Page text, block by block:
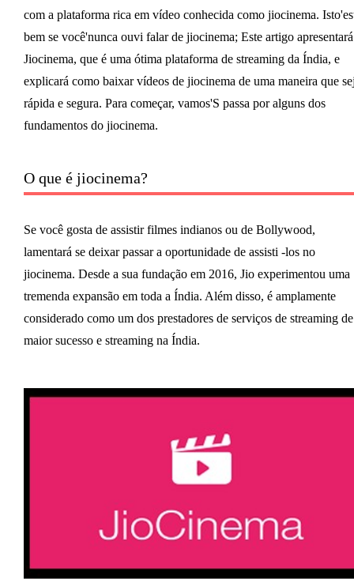
com a plataforma rica em vídeo conhecida como jiocinema.
bem se você'nunca ouvi falar de jiocinema; Este artigo
Jiocinema, que é uma ótima plataforma de streaming da Índia, e
explicará como baixar vídeos de jiocinema de uma maneira que
rápida e segura. Para começar, vamos'S passa por alguns dos
fundamentos do jiocinema.
O que é jiocinema?
Se você gosta de assistir filmes indianos ou de Bollywood,
lamentará se deixar passar a oportunidade de assisti -los no
jiocinema. Desde a sua fundação em 2016, Jio experimentou uma
tremenda expansão em toda a Índia. Além disso, é amplamente
considerado como um dos prestadores de serviços de streaming de
maior sucesso e streaming na Índia.